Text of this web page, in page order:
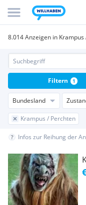
8.014 Anzeigen in
Bundesland
Krampus / Perchten
Filtern 1
Infos zur Reihung der